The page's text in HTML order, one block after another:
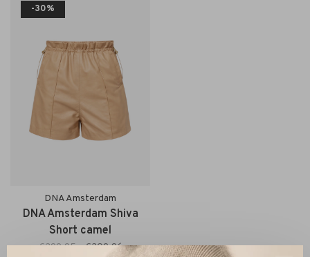
-30%
DNA Amsterdam
DNA Amsterdam Shiva
Short camel
€299,95 €209,96